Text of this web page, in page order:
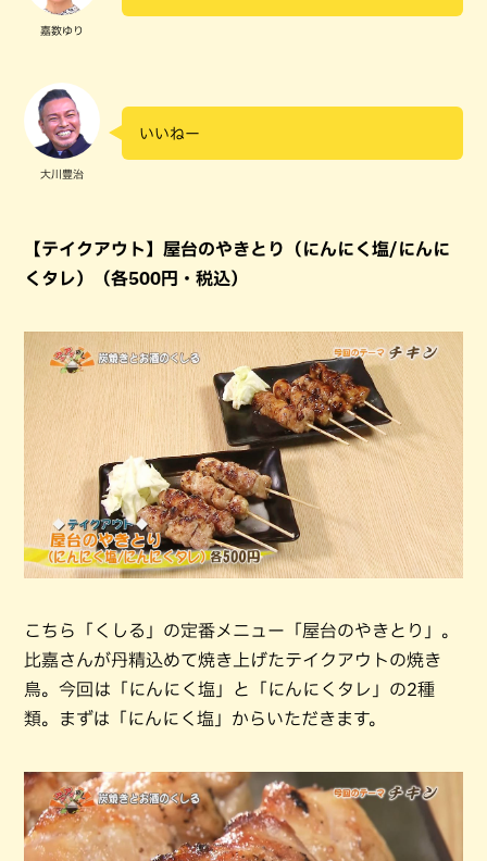
嘉数ゆり
大川豊治
いいねー
【テイクアウト】屋台のやきとり（にんにく塩/にんに
くタレ）（各500円・税込）
こちら「くしる」の定番メニュー「屋台のやきとり」。
比嘉さんが丹精込めて焼き上げたテイクアウトの焼き
鳥。今回は「にんにく塩」と「にんにくタレ」の2種
類。まずは「にんにく塩」からいただきます。